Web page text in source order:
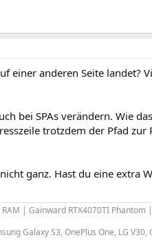
einer anderen Seite landet?
bei SPAs verändern. Wie
trotzdem der Pfad
ganz. Hast du eine extra
| Gainward RTX4070TI Phantom
Galaxy S3, OnePlus One, LG